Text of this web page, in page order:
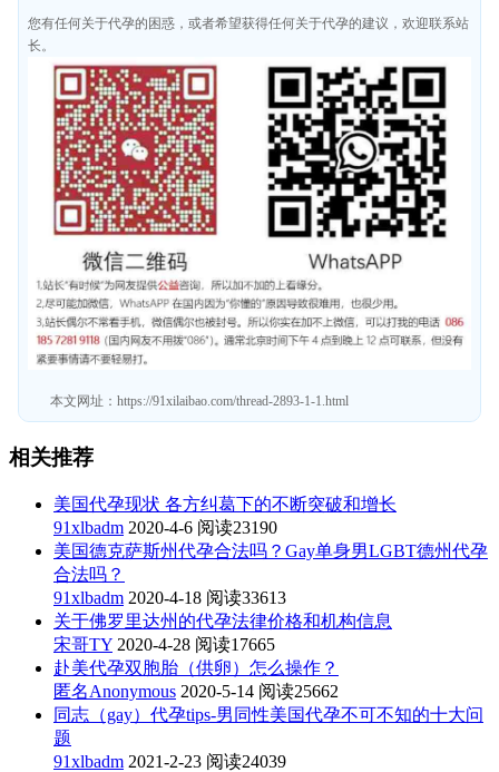
您有任何关于代孕的困惑，或者希望获得任何关于代孕的建议，欢迎联系站
长。
本文网址： https://91xilaibao.com/thread-2893-1-1.html
相关推荐
美国代孕现状 各方纠葛下的不断突破和增长
91xlbadm 2020-4-6 阅读23190
美国德克萨斯州代孕合法吗？Gay单身男LGBT德州代孕
合法吗？
91xlbadm 2020-4-18 阅读33613
关于佛罗里达州的代孕法律价格和机构信息
宋哥TY 2020-4-28 阅读17665
赴美代孕双胞胎（供卵）怎么操作？
匿名Anonymous 2020-5-14 阅读25662
同志（gay）代孕tips-男同性美国代孕不可不知的十大问
题
91xlbadm 2021-2-23 阅读24039